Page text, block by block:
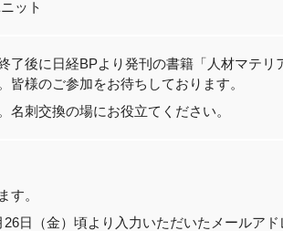
ット
了後に日経BPより発刊の書籍「人材マテ
様のご参加をお待ちしております。
刺交換の場にお役立てください。
す。
26日（金）頃より入力いただいたメールアド